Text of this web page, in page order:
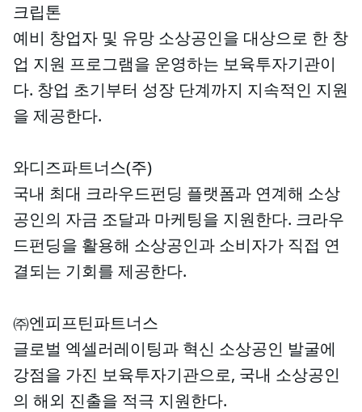
크립톤
예비 창업자 및 유망 소상공인을 대상으로 한 창
업 지원 프로그램을 운영하는 보육투자기관이
다. 창업 초기부터 성장 단계까지 지속적인 지원
을 제공한다.
와디즈파트너스(주)
국내 최대 크라우드펀딩 플랫폼과 연계해 소상
공인의 자금 조달과 마케팅을 지원한다. 크라우
드펀딩을 활용해 소상공인과 소비자가 직접 연
결되는 기회를 제공한다.
㈜엔피프틴파트너스
글로벌 엑셀러레이팅과 혁신 소상공인 발굴에
강점을 가진 보육투자기관으로, 국내 소상공인
의 해외 진출을 적극 지원한다.